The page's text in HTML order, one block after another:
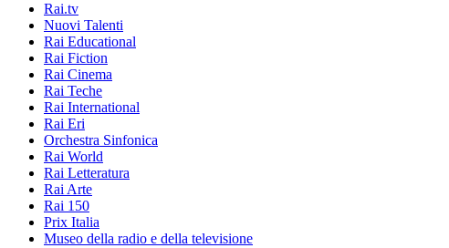
Rai.tv
Nuovi Talenti
Rai Educational
Rai Fiction
Rai Cinema
Rai Teche
Rai International
Rai Eri
Orchestra Sinfonica
Rai World
Rai Letteratura
Rai Arte
Rai 150
Prix Italia
Museo della radio e della televisione